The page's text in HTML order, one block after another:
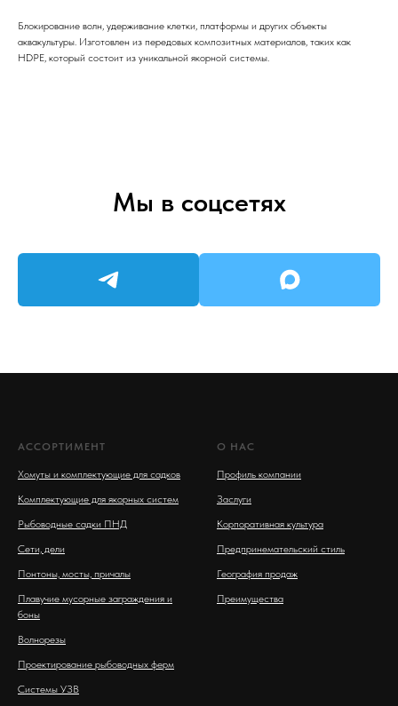
Блокирование волн, удерживание клетки, платформы и других объекты
аквакультуры. Изготовлен из передовых композитных материалов, таких как
HDPE, который состоит из уникальной якорной системы.
Мы в соцсетях
АССОРТИМЕНТ
Хомуты и комплектующие для садков
Комплектующие для якорных систем
Рыбоводные садки ПНД
Сети, дели
Понтоны, мосты, причалы
Плавучие мусорные заграждения и
боны
Волнорезы
Проектирование рыбоводных ферм
Системы УЗВ
О НАС
Профиль компании
Заслуги
Корпоративная культура
Предпринемательский стиль
География продаж
Преимущества